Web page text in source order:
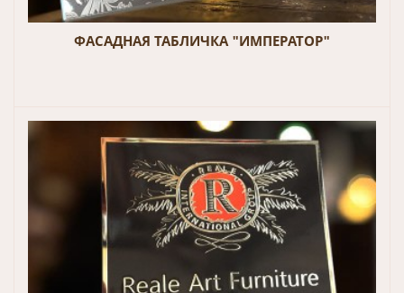
ФАСАДНАЯ ТАБЛИЧКА "ИМПЕРАТОР"